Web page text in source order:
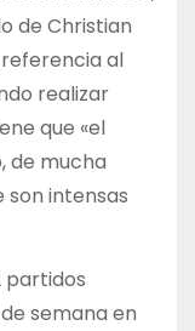
de Christian
al
realizar
que «el
de mucha
intensas
partidos
semana en